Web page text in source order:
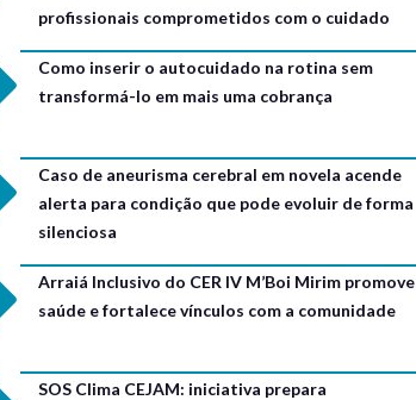
profissionais comprometidos com o cuidado
Como inserir o autocuidado na rotina sem
transformá-lo em mais uma cobrança
Caso de aneurisma cerebral em novela acende
alerta para condição que pode evoluir de forma
silenciosa
Arraiá Inclusivo do CER IV M’Boi Mirim promove
saúde e fortalece vínculos com a comunidade
SOS Clima CEJAM: iniciativa prepara